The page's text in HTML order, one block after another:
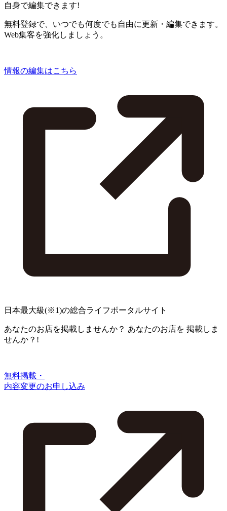
自身で編集できます!
無料登録で、いつでも何度でも自由に更新・編集できます。
Web集客を強化しましょう。
情報の編集はこちら
日本最大級(※1)の総合ライフポータルサイト
あなたのお店を掲載しませんか？ あなたのお店を 掲載しま
せんか？!
無料掲載・
内容変更のお申し込み